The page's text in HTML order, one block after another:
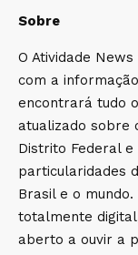
Sobre
O Atividade
com a
encontrará tudo
atualizado sobre
Distrito Federal
particularidades
Brasil e o
totalmente
aberto a ouvir a